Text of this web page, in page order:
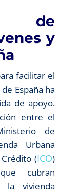
de
y
facilitar el
España ha
de apoyo.
entre el
de
Urbana
(ICO)
cubran
la vivienda